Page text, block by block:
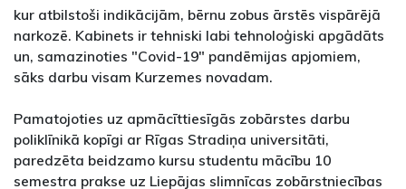
kur atbilstoši indikācijām, bērnu zobus ārstēs vispārējā
narkozē. Kabinets ir tehniski labi tehnoloģiski apgādāts
un, samazinoties "Covid-19" pandēmijas apjomiem,
sāks darbu visam Kurzemes novadam.
Pamatojoties uz apmācīttiesīgās zobārstes darbu
poliklīnikā kopīgi ar Rīgas Stradiņa universitāti,
paredzēta beidzamo kursu studentu mācību 10
semestra prakse uz Liepājas slimnīcas zobārstniecības